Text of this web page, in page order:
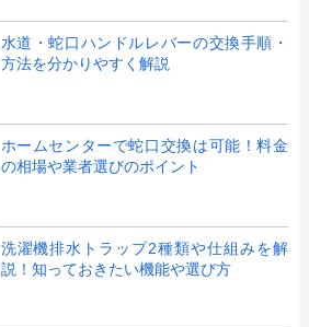
水道・蛇口ハンドルレバーの交換手順・
方法を分かりやすく解説
ホームセンターで蛇口交換は可能！料金
の相場や業者選びのポイント
洗濯機排水トラップ2種類や仕組みを解
説！知っておきたい機能や選び方